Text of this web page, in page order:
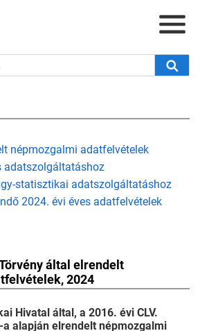
népmozgalmi adatfelvételek
adatszolgáltatáshoz
statisztikai adatszolgáltatáshoz
2024. évi éves adatfelvételek
által elrendelt
2024
Hivatal által, a 2016. évi CLV.
alapján elrendelt népmozgalmi